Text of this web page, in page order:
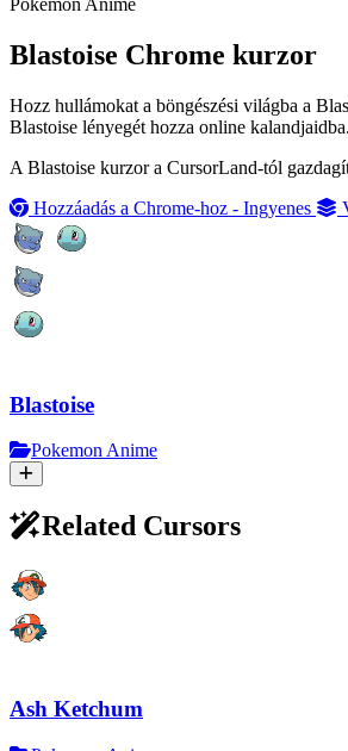
Pokemon Anime
Blastoise Chrome kurzor
Hozz hullámokat a böngészési világba a
Blastoise lényegét hozza online kalandjaidba.
A Blastoise kurzor a CursorLand-tól
Hozzáadás a Chrome-hoz - Ingyenes
Blastoise
Pokemon Anime
Related Cursors
Ash Ketchum